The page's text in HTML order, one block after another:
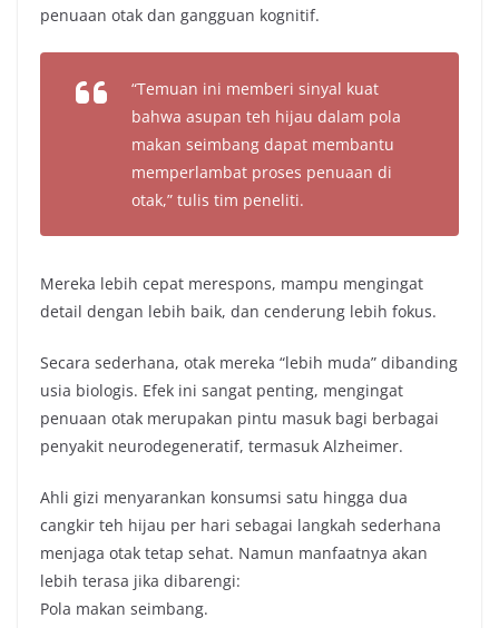
penuaan otak dan gangguan kognitif.
“Temuan ini memberi sinyal kuat
bahwa asupan teh hijau dalam pola
makan seimbang dapat membantu
memperlambat proses penuaan di
otak,” tulis tim peneliti.
Mereka lebih cepat merespons, mampu mengingat
detail dengan lebih baik, dan cenderung lebih fokus.
Secara sederhana, otak mereka “lebih muda” dibanding
usia biologis. Efek ini sangat penting, mengingat
penuaan otak merupakan pintu masuk bagi berbagai
penyakit neurodegeneratif, termasuk Alzheimer.
Ahli gizi menyarankan konsumsi satu hingga dua
cangkir teh hijau per hari sebagai langkah sederhana
menjaga otak tetap sehat. Namun manfaatnya akan
lebih terasa jika dibarengi:
Pola makan seimbang.